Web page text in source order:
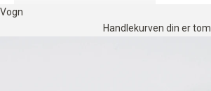
Vogn
Handlekurven din er tom